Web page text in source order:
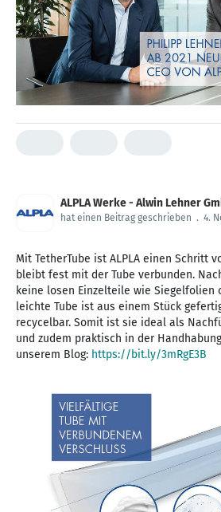
ALPLA Werke - Alwin Lehner
hat einen Beitrag geschrieben . 4.
Mit TetherTube ist ALPLA einen Schritt
bleibt fest mit der Tube verbunden.
keine losen Einzelteile wie Siegelfolien
leichte Tube ist aus einem Stück
recycelbar. Somit ist sie ideal als
und zudem praktisch in der
unserem Blog: https://bit.ly/3mRgE3B